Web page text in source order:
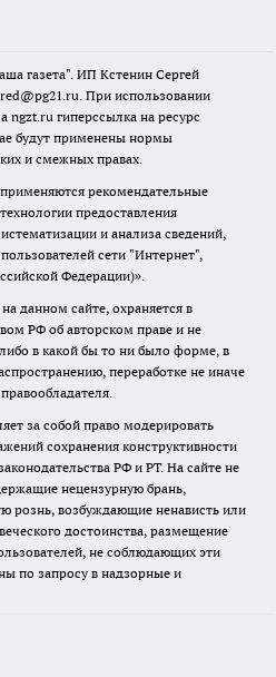
газета". ИП Кстенин Сергей
При использовании
ngzt.ru гиперссылка на ресурс
будут применены нормы
и смежных правах.
рекомендательные
предоставления
и анализа сведений,
сети "Интернет",
Федерации)».
данном сайте, охраняется в
РФ об авторском праве и не
в какой бы то ни было форме, в
переработке не иначе
за собой право модерировать
сохранения конструктивности
РФ и РТ. На сайте не
нецензурную брань,
рознь, возбуждающие ненависть или
достоинства, размещение
не соблюдающих эти
по запросу в надзорные и